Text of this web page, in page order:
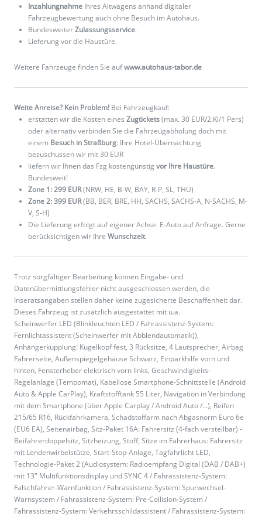
Inzahlungnahme Ihres Altwagens anhand digitaler
Fahrzeugbewertung auch ohne Besuch im Autohaus.
BundesweiterZulassungsservice.
Lieferung vor die Haustüre.
Weitere Fahrzeuge finden Sie aufwww.autohaus-tabor.de
Weite Anreise? Kein Problem! Bei Fahrzeugkauf:
erstatten wir die Kosten eines Zugtickets(max. 30 EUR/2.Kl/1 Pers)
oder alternativ verbinden Sie die Fahrzeugabholung doch mit
einem Besuch in Straßburg: Ihre Hotel-Übernachtung
bezuschussen wir mit 30 EUR
liefern wir Ihnen das Fzg kostengünstig vor Ihre Haustüre.
Bundesweit!
Zone 1: 299 EUR(NRW, HE, B-W, BAY, R-P, SL, THÜ)
Zone 2: 399 EUR(BB, BER, BRE, HH, SACHS, SACHS-A, N-SACHS, M-
V, S-H)
Die Lieferung erfolgt auf eigener Achse. E-Auto auf Anfrage. Gerne
berücksichtigen wir Ihre Wunschzeit.
Trotz sorgfältiger Bearbeitung können Eingabe- und
Datenübermittlungsfehler nicht ausgeschlossen werden, die
Inseratsangaben stellen daher keine zugesicherte Beschaffenheit dar.
Dieses Fahrzeug ist zusätzlich ausgestattet mit u.a.
Scheinwerfer LED (Blinkleuchten LED / Fahrassistenz-System:
Fernlichtassistent (Scheinwerfer mit Abblendautomatik)),
Anhängerkupplung: Kugelkopf fest, 3 Rücksitze, 4 Lautsprecher, Airbag
Fahrerseite, Außenspiegelgehäuse Schwarz, Einparkhilfe vorn und
hinten, Fensterheber elektrisch vorn links, Geschwindigkeits-
Regelanlage (Tempomat), Kabellose Smartphone-Schnittstelle (Android
Auto & Apple CarPlay), Kraftstofftank 55 Liter, Navigation in Verbindung
mit dem Smartphone (über Apple Carplay / Android Auto /...), Reifen
215/65 R16, Rückfahrkamera, Schadstoffarm nach Abgasnorm Euro 6e
(EU6 EA), Seitenairbag, Sitz-Paket 16A: Fahrersitz (4-fach verstellbar) -
Beifahrerdoppelsitz, Sitzheizung, Stoff, Sitze im Fahrerhaus: Fahrersitz
mit Lendenwirbelstütze, Start-Stop-Anlage, Tagfahrlicht LED,
Technologie-Paket 2 (Audiosystem: Radioempfang Digital (DAB / DAB+)
mit 13" Multifunktionsdisplay und SYNC 4 / Fahrassistenz-System:
Falschfahrer-Warnfunktion / Fahrassistenz-System: Spurwechsel-
Warnsystem / Fahrassistenz-System: Pre-Collision-System /
Fahrassistenz-System: Verkehrsschildassistent / Fahrassistenz-System: